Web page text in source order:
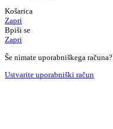
Košarica
Zapri
Bpiši se
Zapri
Še nimate uporabniškega računa?
Ustvarite uporabniški račun